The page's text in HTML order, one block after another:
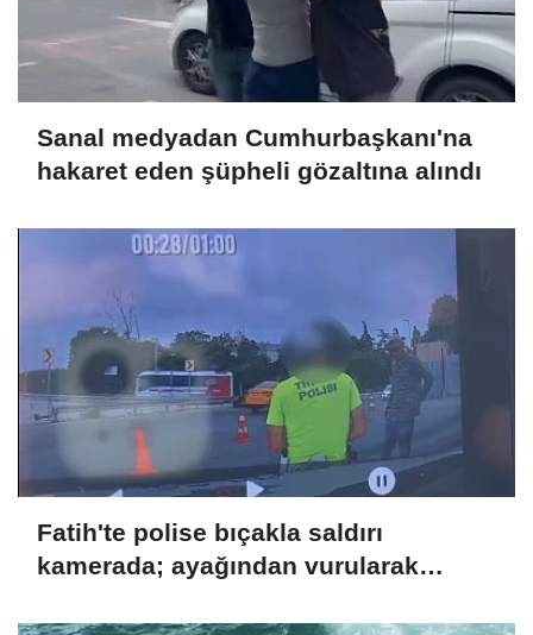
Sanal medyadan Cumhurbaşkanı'na
hakaret eden şüpheli gözaltına alındı
Fatih'te polise bıçakla saldırı
kamerada; ayağından vurularak